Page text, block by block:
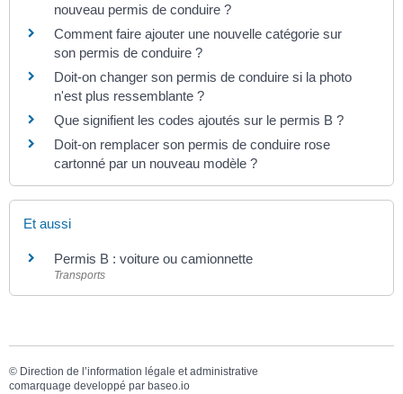
nouveau permis de conduire ?
Comment faire ajouter une nouvelle catégorie sur
son permis de conduire ?
Doit-on changer son permis de conduire si la photo
n'est plus ressemblante ?
Que signifient les codes ajoutés sur le permis B ?
Doit-on remplacer son permis de conduire rose
cartonné par un nouveau modèle ?
Et aussi
Permis B : voiture ou camionnette
Transports
© Direction de l’information légale et administrative
comarquage developpé par baseo.io